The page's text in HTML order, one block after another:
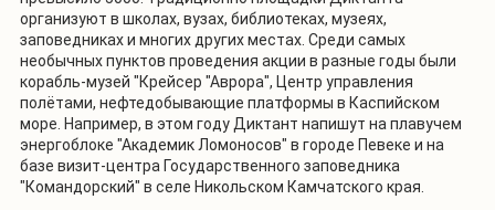
организуют в школах, вузах, библиотеках, музеях,
заповедниках и многих других местах. Среди самых
необычных пунктов проведения акции в разные годы были
корабль-музей "Крейсер "Аврора", Центр управления
полётами, нефтедобывающие платформы в Каспийском
море. Например, в этом году Диктант напишут на плавучем
энергоблоке "Академик Ломоносов" в городе Певеке и на
базе визит-центра Государственного заповедника
"Командорский" в селе Никольском Камчатского края.